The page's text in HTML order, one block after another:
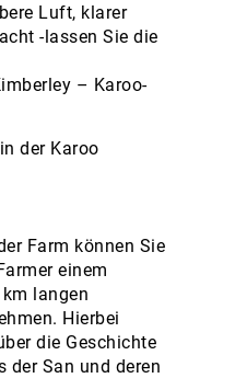
Luft, klarer
-lassen Sie die
– Karoo-
Farm können Sie
einem
langen
Hierbei
die Geschichte
der San und deren